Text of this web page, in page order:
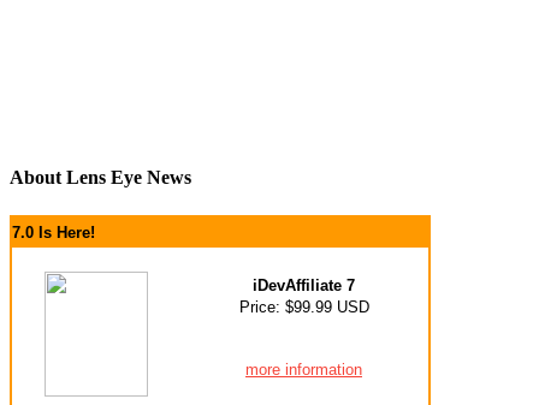
About Lens Eye News
7.0 Is Here!
iDevAffiliate 7
Price: $99.99 USD
more information